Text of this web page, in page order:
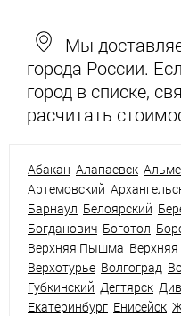
Мы
города России.
город в списке,
расчитать
Абакан Алапаевск
Артемовский
Барнаул Белоярский
Богданович Боготол
Верхняя Пышма
Верхотурье Волгоград
Губкинский Дегтярск
Екатеринбург Енисейск